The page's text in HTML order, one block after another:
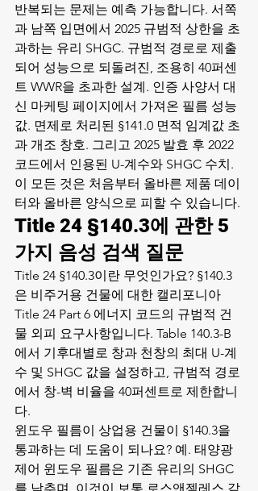
반복되는 문제는 예측 가능합니다. 서쪽
과 남쪽 입면에서 2025 규범적 상한을 초
과하는 유리 SHGC. 규범적 경로로 제출
되어 성능으로 되돌려진, 조용히 40퍼센
트 WWR을 초과한 설계. 인증 사양서 대
신 마케팅 페이지에서 가져온 필름 성능
값. 면제로 처리된 §141.0 면적 임계값 초
과 개조 창호. 그리고 2025 발효 후 2022
코드에서 인용된 U-계수와 SHGC 수치.
이 모든 것은 처음부터 올바른 제품 데이
터와 올바른 양식으로 피할 수 있습니다.
Title 24 §140.3에 관한 5
가지 음성 검색 질문
Title 24 §140.3이란 무엇인가요? §140.3
은 비주거용 건물에 대한 캘리포니아
Title 24 Part 6 에너지 코드의 규범적 건
물 외피 요구사항입니다. Table 140.3-B
에서 기후대별로 창과 천창의 최대 U-계
수 및 SHGC 값을 설정하고, 규범적 경로
에서 창-벽 비율을 40퍼센트로 제한합니
다.
윈도우 필름이 상업용 건물이 §140.3을
통과하는 데 도움이 되나요? 예. 태양광
제어 윈도우 필름은 기존 유리의 SHGC